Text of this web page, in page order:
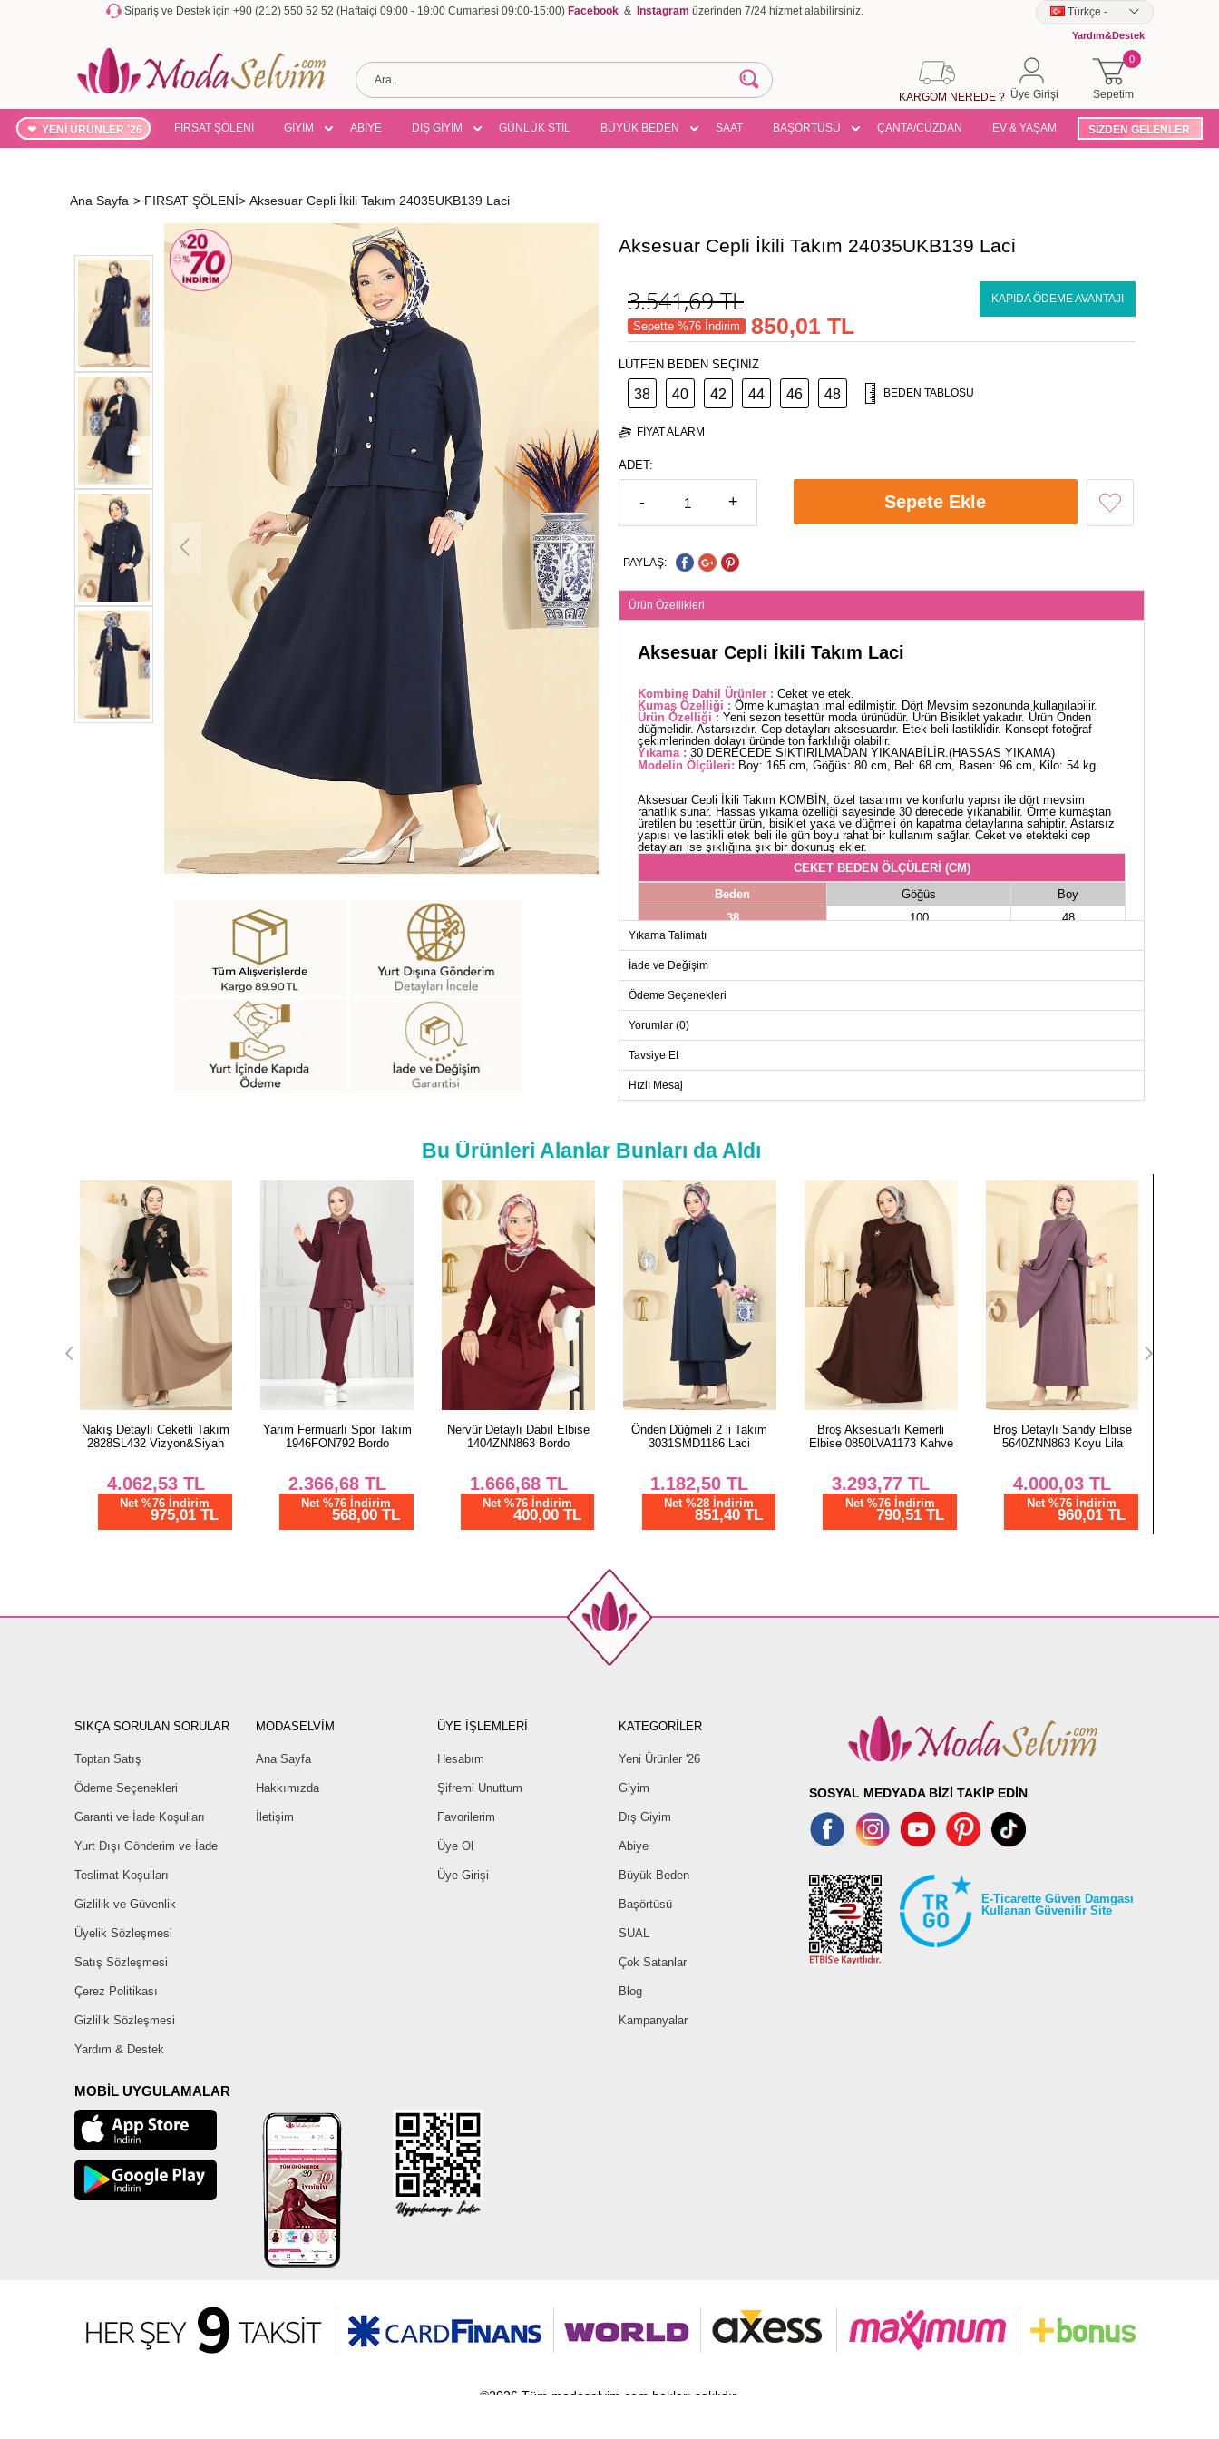
Sipariş ve Destek için +90 (212) 550 52 52 (Haftaiçi 09:00 - 19:00 Cumartesi 09:00-15:00) Facebook & Instagram üzerinden 7/24 hizmet alabilirsiniz. Türkçe -
Yardım&Destek
Sepetim
0
Üye Girişi
KARGOM NEREDE ?
YENİ ÜRÜNLER '26 FIRSAT ŞÖLENİ GİYİM ABİYE DIŞ GİYİM GÜNLÜK STİL BÜYÜK BEDEN SAAT BAŞÖRTÜSÜ ÇANTA/CÜZDAN EV & YAŞAM SİZDEN GELENLER
Ana Sayfa > FIRSAT ŞÖLENİ> Aksesuar Cepli İkili Takım 24035UKB139 Laci
Aksesuar Cepli İkili Takım 24035UKB139 Laci
3.541,69TL KAPIDA ÖDEME AVANTAJI
Sepette %76 İndirim 850,01 TL
LÜTFEN BEDEN SEÇİNİZ
38 40 42 44 46 48 BEDEN TABLOSU
FIYAT ALARM
ADET:
- + Sepete Ekle
PAYLAŞ:
Ürün Özellikleri
Aksesuar Cepli İkili Takım Laci
Kombine Dahil Ürünler : Ceket ve etek.
Kumaş Özelliği : Örme kumaştan imal edilmiştir. Dört Mevsim sezonunda kullanılabilir.
Ürün Özelliği : Yeni sezon tesettür moda ürünüdür. Ürün Bisiklet yakadır. Ürün Önden
düğmelidir. Astarsızdır. Cep detayları aksesuardır. Etek beli lastiklidir. Konsept fotoğraf
çekimlerinden dolayı üründe ton farklılığı olabilir.
Yıkama : 30 DERECEDE SIKTIRILMADAN YIKANABİLİR.(HASSAS YIKAMA)
Modelin Ölçüleri: Boy: 165 cm, Göğüs: 80 cm, Bel: 68 cm, Basen: 96 cm, Kilo: 54 kg.
Aksesuar Cepli İkili Takım KOMBİN, özel tasarımı ve konforlu yapısı ile dört mevsim
rahatlık sunar. Hassas yıkama özelliği sayesinde 30 derecede yıkanabilir. Örme kumaştan
üretilen bu tesettür ürün, bisiklet yaka ve düğmeli ön kapatma detaylarına sahiptir. Astarsız
yapısı ve lastikli etek beli ile gün boyu rahat bir kullanım sağlar. Ceket ve etekteki cep
detayları ise şıklığına şık bir dokunuş ekler.
CEKET BEDEN ÖLÇÜLERİ (CM)
Beden
Göğüs
Boy
38
100
48
46
116
48
ETEK BEDEN ÖLÇÜLERİ (CM)
90
90
Yıkama Talimatı
İade ve Değişim
Ödeme Seçenekleri
Yorumlar (0)
Tavsiye Et
Hızlı Mesaj
Bu Ürünleri Alanlar Bunları da Aldı
Yarım Fermuarlı Spor Takım
1946FON792 Bordo
2.366,68TL
Net %76 İndirim
568,00 TL
Nervür Detaylı Dabıl Elbise
1404ZNN863 Bordo
1.666,68TL
Net %76 İndirim
400,00 TL
Önden Düğmeli 2 li Takım
3031SMD1186 Laci
1.182,50TL
Net %28 İndirim
851,40 TL
Broş Aksesuarlı Kemerli
Elbise 0850LVA1173 Kahve
3.293,77 TL
Net %76 İndirim
790,51 TL
Broş Detaylı Sandy Elbise
5640ZNN863 Koyu Lila
4.000,03 TL
Net %76 İndirim
960,01 TL
Bolero Detaylı Aerobin Takım
8006TRT545 Haki
1.562,50 TL
Net %28 İndirim
1125,00 TL
SIKÇA SORULAN SORULAR
Toptan Satış
Ödeme Seçenekleri
Garanti ve İade Koşulları
Yurt Dışı Gönderim ve İade
Teslimat Koşulları
Gizlilik ve Güvenlik
Üyelik Sözleşmesi
Satış Sözleşmesi
Çerez Politikası
Gizlilik Sözleşmesi
Yardım & Destek
MODASELVİM
Ana Sayfa
Hakkımızda
İletişim
ÜYE İŞLEMLERİ
Hesabım
Şifremi Unuttum
Favorilerim
Üye Ol
Üye Girişi
KATEGORİLER
Yeni Ürünler '26
Giyim
Dış Giyim
Abiye
Büyük Beden
Başörtüsü
SUAL
Çok Satanlar
Blog
Kampanyalar
MOBİL UYGULAMALAR
SOSYAL MEDYADA BİZİ TAKİP EDİN
E-Ticarette Güven Damgası
Kullanan Güvenilir Site
©2026 Tüm modaselvim.com hakları saklıdır.